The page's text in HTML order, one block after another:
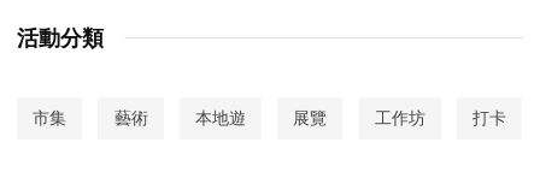
活動分類
市集 藝術 本地遊 展覽 工作坊 打卡